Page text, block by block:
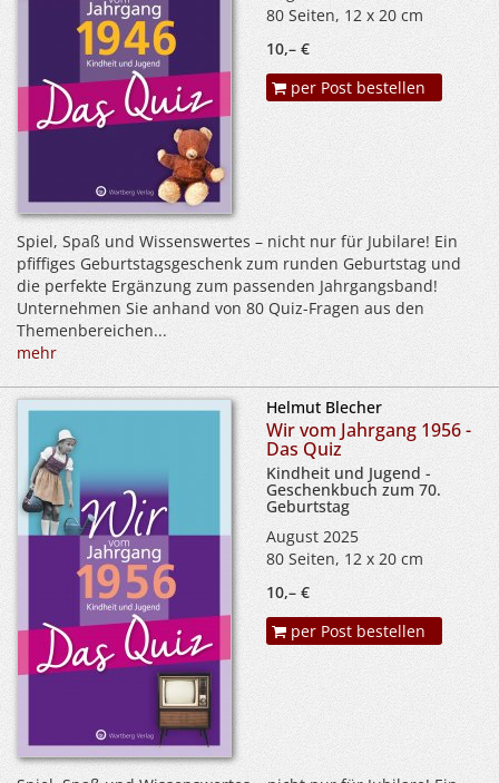
80 Seiten, 12 x 20 cm
10,– €
per Post bestellen
Spiel, Spaß und Wissenswertes – nicht nur für Jubilare! Ein
pfiffiges Geburtstagsgeschenk zum runden Geburtstag und
die perfekte Ergänzung zum passenden Jahrgangsband!
Unternehmen Sie anhand von 80 Quiz-Fragen aus den
Themenbereichen...
mehr
Helmut Blecher
Wir vom Jahrgang 1956 -
Das Quiz
Kindheit und Jugend -
Geschenkbuch zum 70.
Geburtstag
August 2025
80 Seiten, 12 x 20 cm
10,– €
per Post bestellen